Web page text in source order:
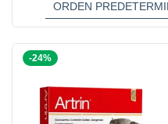
-24%